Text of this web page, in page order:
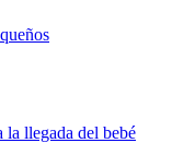
la llegada del bebé